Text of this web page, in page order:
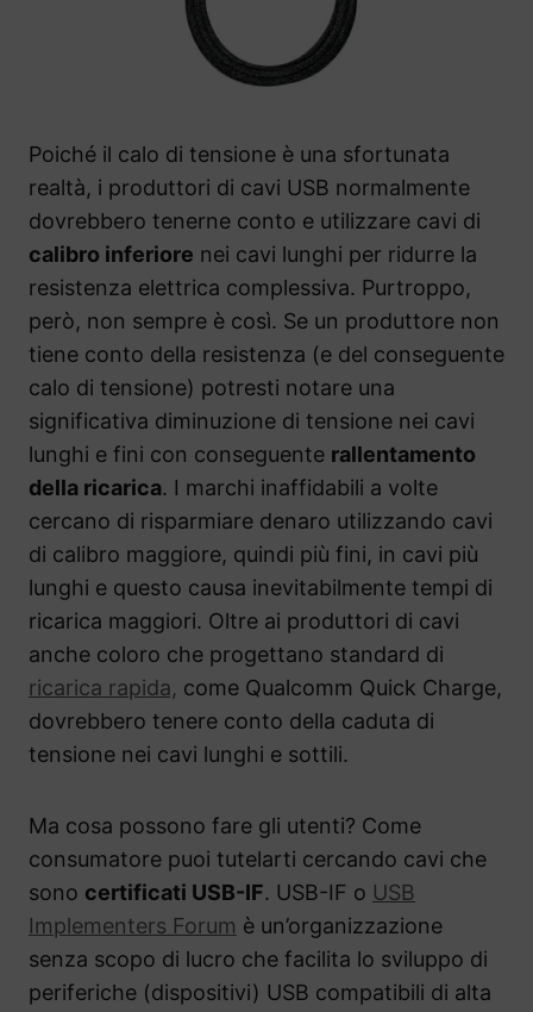
Poiché il calo di tensione è una sfortunata
realtà, i produttori di cavi USB normalmente
dovrebbero tenerne conto e utilizzare cavi di
calibro inferiore nei cavi lunghi per ridurre la
resistenza elettrica complessiva. Purtroppo,
però, non sempre è così. Se un produttore non
tiene conto della resistenza (e del conseguente
calo di tensione) potresti notare una
significativa diminuzione di tensione nei cavi
lunghi e fini con conseguente rallentamento
della ricarica. I marchi inaffidabili a volte
cercano di risparmiare denaro utilizzando cavi
di calibro maggiore, quindi più fini, in cavi più
lunghi e questo causa inevitabilmente tempi di
ricarica maggiori. Oltre ai produttori di cavi
anche coloro che progettano standard di
ricarica rapida, come Qualcomm Quick Charge,
dovrebbero tenere conto della caduta di
tensione nei cavi lunghi e sottili.
Ma cosa possono fare gli utenti? Come
consumatore puoi tutelarti cercando cavi che
sono certificati USB-IF. USB-IF o USB
Implementers Forum è un’organizzazione
senza scopo di lucro che facilita lo sviluppo di
periferiche (dispositivi) USB compatibili di alta